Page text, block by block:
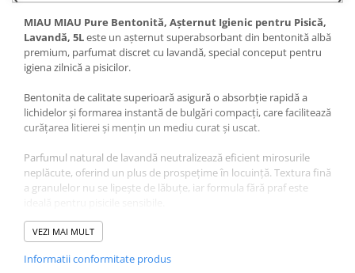
Îngrijire Pisici
Așternut Igienic Pisici
Igienă Pisici
Antiparazitare Pisici
Vitamine Pisici
Perii & Piepteni Pisici
Accesorii Pisici
Culcușuri & Saltele Pisici
Ansambluri Pisici
Cuști & Genți Pisici
Litiere Pisici
Jucării Pisici
MIAU MIAU Pure Bentonită, Așternut Igienic pentru Pisică,
Lavandă, 5Leste un așternut superabsorbant din bentonită albă
premium, parfumat discret cu lavandă, special conceput pentru
igiena zilnică a pisicilor.
Bentonita de calitate superioară asigură o absorbție rapidă a
lichidelor și formarea instantă de bulgări compacți, care facilitează
curățarea litierei și mențin un mediu curat și uscat.
Parfumul natural de lavandă neutralizează eficient mirosurile
neplăcute, oferind un plus de prospețime în locuință. Textura fină
a granulelor nu se lipește de lăbuțe, iar formula fără praf este
pentru Pisică, Lavandă, 5L: captează perfect mirosurile
VEZI MAI MULT
Informatii conformitate produs